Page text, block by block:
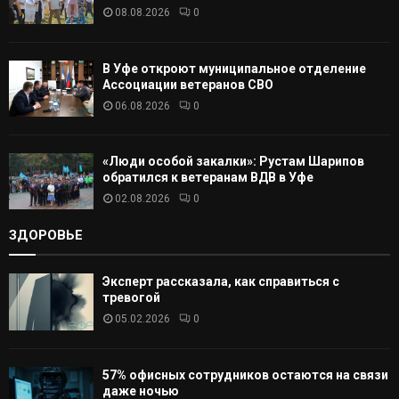
08.08.2026 0
В Уфе откроют муниципальное отделение
Ассоциации ветеранов СВО
06.08.2026 0
«Люди особой закалки»: Рустам Шарипов
обратился к ветеранам ВДВ в Уфе
02.08.2026 0
ЗДОРОВЬЕ
Эксперт рассказала, как справиться с
тревогой
05.02.2026 0
57% офисных сотрудников остаются на связи
даже ночью